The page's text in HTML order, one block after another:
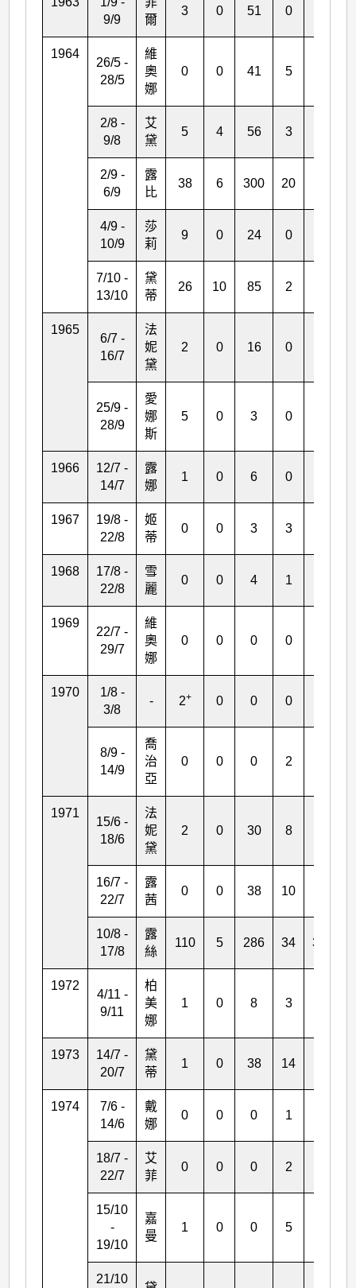
9/9
爾
3 0 51 0
1964
26/5 -
28/5
維
奧
娜
0 0 41 5
2/8 -
9/8
艾
黛
5 4 56 3
2/9 -
6/9
露
比
38 6 300 20
4/9 -
10/9
莎
莉
9 0 24 0
7/10 -
13/10
黛
蒂
26 10 85 2
1965
6/7 -
16/7
法
妮
黛
2 0 16 0
25/9 -
28/9
愛
娜
斯
5 0 3 0
1966
12/7 -
14/7
露
娜
1 0 6 0
1967
19/8 -
22/8
姬
蒂
0 0 3 3
1968
17/8 -
22/8
雪
麗
0 0 4 1
1969
22/7 -
29/7
維
奧
娜
0 0 0 0
1970
1/8 -
3/8
- 2+ 0 0 0
8/9 -
14/9
喬
治
亞
0 0 0 2
1971
15/6 -
18/6
法
妮
黛
2 0 30 8
16/7 -
22/7
露
茜
0 0 38 10
10/8 -
17/8
露
絲
110 5 286 34 303
1972
4/11 -
9/11
柏
美
娜
1 0 8 3
1973
14/7 -
20/7
黛
蒂
1 0 38 14
1974
7/6 -
14/6
戴
娜
0 0 0 1
18/7 -
22/7
艾
菲
0 0 0 2
15/10
-
19/10
嘉
曼
1 0 0 5
21/10